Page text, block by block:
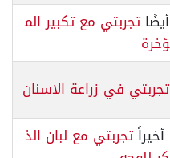
أيضًاتجربتي مع تكبير الم
ؤخرة
تجربتي في زراعة الاسنان
أخيراًتجربتي مع لبان الذ